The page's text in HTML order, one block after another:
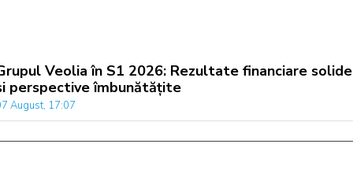
Veolia în S1 2026: Rezultate financiare solide
perspective îmbunătățite
August, 17:07